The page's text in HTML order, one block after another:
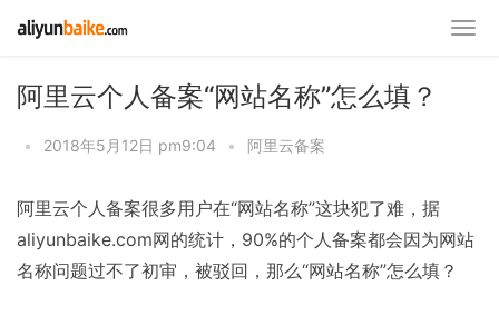
阿里云个人备案“网站名称”怎么填？
• 2018年5月12日 pm9:04 • 阿里云备案
阿里云个人备案很多用户在“网站名称”这块犯了难，据
aliyunbaike.com网的统计，90%的个人备案都会因为网站
名称问题过不了初审，被驳回，那么“网站名称”怎么填？